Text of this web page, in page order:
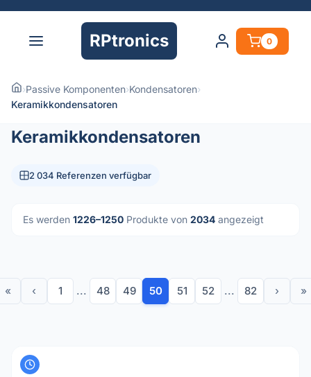
RPtronics 0
›Passive Komponenten›Kondensatoren›
Keramikkondensatoren
Keramikkondensatoren
2 034 Referenzen verfügbar
Es werden 1226–1250 Produkte von 2034 angezeigt
« ‹ 1 ... 48 49 50 51 52 ... 82 › »